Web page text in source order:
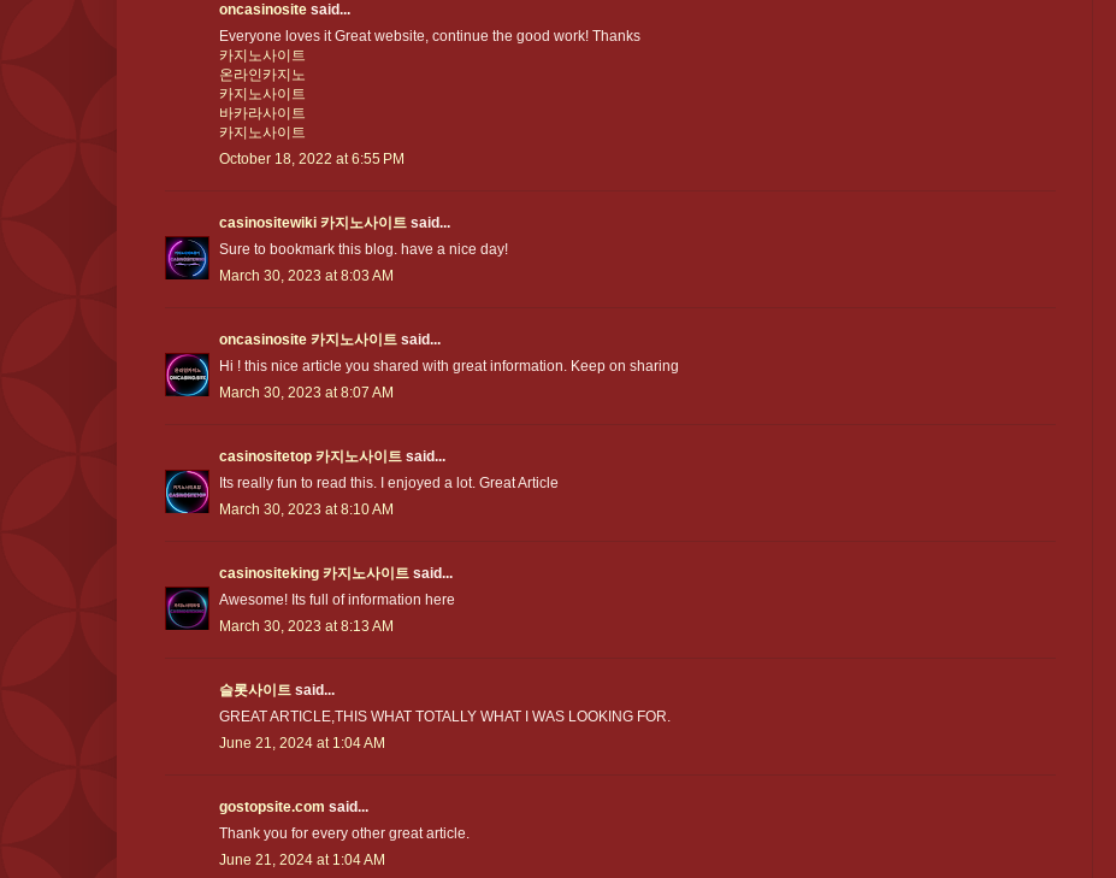
oncasinosite said...
Everyone loves it Great website, continue the good work! Thanks
카지노사이트
온라인카지노
카지노사이트
바카라사이트
카지노사이트
October 18, 2022 at 6:55 PM
casinositewiki 카지노사이트 said...
Sure to bookmark this blog. have a nice day!
March 30, 2023 at 8:03 AM
oncasinosite 카지노사이트 said...
Hi ! this nice article you shared with great information. Keep on sharing
March 30, 2023 at 8:07 AM
casinositetop 카지노사이트 said...
Its really fun to read this. I enjoyed a lot. Great Article
March 30, 2023 at 8:10 AM
casinositeking 카지노사이트 said...
Awesome! Its full of information here
March 30, 2023 at 8:13 AM
슬롯사이트 said...
GREAT ARTICLE,THIS WHAT TOTALLY WHAT I WAS LOOKING FOR.
June 21, 2024 at 1:04 AM
gostopsite.com said...
Thank you for every other great article.
June 21, 2024 at 1:04 AM